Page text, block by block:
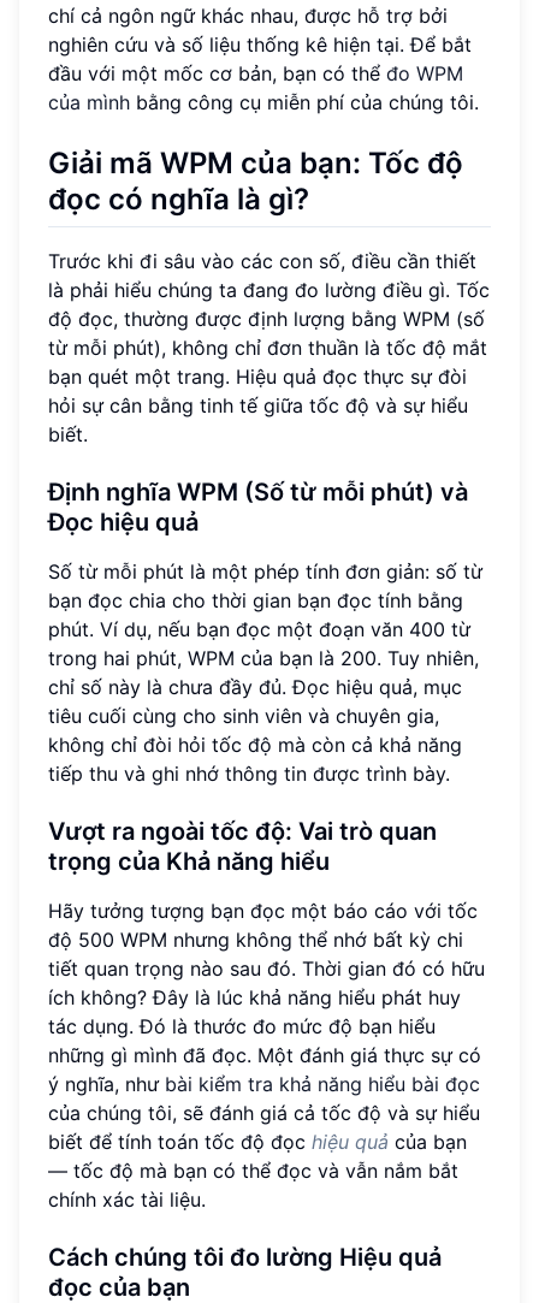
chí cả ngôn ngữ khác nhau, được hỗ trợ bởi
nghiên cứu và số liệu thống kê hiện tại. Để bắt
đầu với một mốc cơ bản, bạn có thể đo WPM
của mình bằng công cụ miễn phí của chúng tôi.
Giải mã WPM của bạn: Tốc độ
đọc có nghĩa là gì?
Trước khi đi sâu vào các con số, điều cần thiết
là phải hiểu chúng ta đang đo lường điều gì. Tốc
độ đọc, thường được định lượng bằng WPM (số
từ mỗi phút), không chỉ đơn thuần là tốc độ mắt
bạn quét một trang. Hiệu quả đọc thực sự đòi
hỏi sự cân bằng tinh tế giữa tốc độ và sự hiểu
biết.
Định nghĩa WPM (Số từ mỗi phút) và
Đọc hiệu quả
Số từ mỗi phút là một phép tính đơn giản: số từ
bạn đọc chia cho thời gian bạn đọc tính bằng
phút. Ví dụ, nếu bạn đọc một đoạn văn 400 từ
trong hai phút, WPM của bạn là 200. Tuy nhiên,
chỉ số này là chưa đầy đủ. Đọc hiệu quả, mục
tiêu cuối cùng cho sinh viên và chuyên gia,
không chỉ đòi hỏi tốc độ mà còn cả khả năng
tiếp thu và ghi nhớ thông tin được trình bày.
Vượt ra ngoài tốc độ: Vai trò quan
trọng của Khả năng hiểu
Hãy tưởng tượng bạn đọc một báo cáo với tốc
độ 500 WPM nhưng không thể nhớ bất kỳ chi
tiết quan trọng nào sau đó. Thời gian đó có hữu
ích không? Đây là lúc khả năng hiểu phát huy
tác dụng. Đó là thước đo mức độ bạn hiểu
những gì mình đã đọc. Một đánh giá thực sự có
ý nghĩa, như bài kiểm tra khả năng hiểu bài đọc
của chúng tôi, sẽ đánh giá cả tốc độ và sự hiểu
biết để tính toán tốc độ đọc hiệu quả của bạn
— tốc độ mà bạn có thể đọc và vẫn nắm bắt
chính xác tài liệu.
Cách chúng tôi đo lường Hiệu quả
đọc của bạn